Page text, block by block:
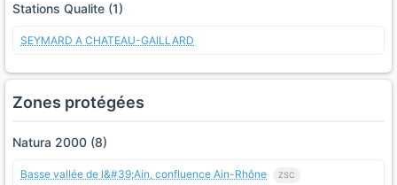
Stations Qualite (1)
SEYMARD A CHATEAU-GAILLARD
Zones protégées
Natura 2000 (8)
Basse vallée de l&#39;Ain, confluence Ain-Rhône ZSC